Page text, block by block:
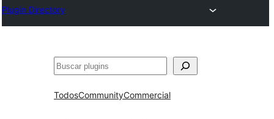
Plugin Directory
Buscar
TodosCommunityCommercial